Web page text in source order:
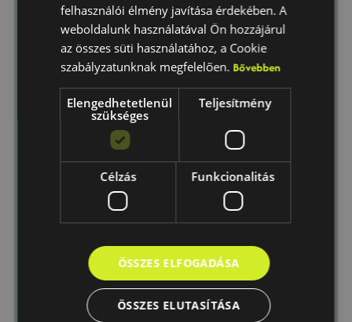
Telepítési város
Üzenet
Elfogadom azAdatkezelési
Küldés
felhasználói élmény javítása érdekében. A
weboldalunk használatával Ön hozzájárul
az összes süti használatához, a Cookie
szabályzatunknak megfelelően. Bővebben
Elengedhetetlenül
szükséges
Teljesítmény
Célzás Funkcionalitás
ÖSSZES ELFOGADÁSA
ÖSSZES ELUTASÍTÁSA